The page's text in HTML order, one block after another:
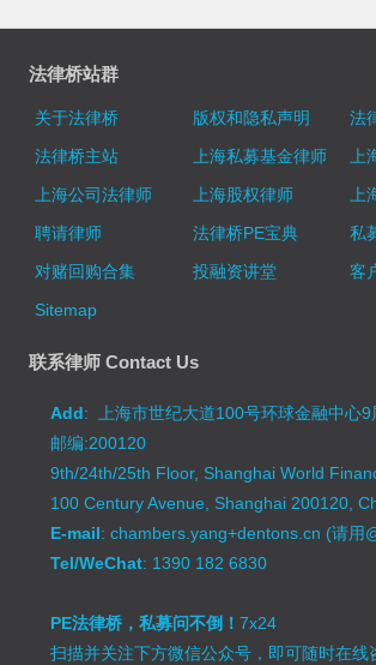
法律桥站群
关于法律桥 版权和隐私声明
法
法律桥主站
上海私募基金律师
上
上海公司法律师
上海股权律师
上
聘请律师
法律桥PE宝典
私
对赌回购合集
投融资讲堂
客
Sitemap
联系律师 Contact Us
Add: 上海市世纪大道100号环球金融中心
邮编:200120
9th/24th/25th Floor, Shanghai World
100 Century Avenue, Shanghai 200120,
E-mail: chambers.yang+dentons.cn (请用
Tel/WeChat: 1390 182 6830
PE法律桥，私募问不倒！7x24
扫描并关注下方微信公众号，即可随时在线